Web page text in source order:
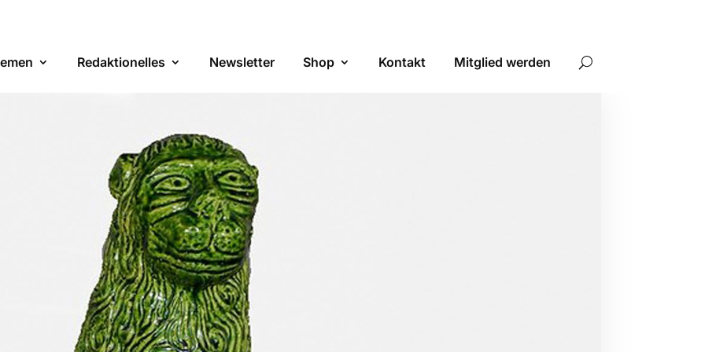
Redaktionelles Newsletter Shop Kontakt Mitglied werden